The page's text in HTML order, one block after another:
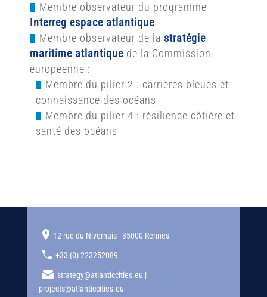
Membre observateur du programme
Interreg espace atlantique.
Membre observateur de la stratégie
maritime atlantique de la Commission
européenne :
Membre du pilier 2 : carrières bleues et
connaissance des océans
Membre du pilier 4 : résilience côtière et
santé des océans
12 rue du Nivernais - 35000 Rennes
+33 (0) 223252089
strategy@atlanticcities.eu |
projects@atlanticcities.eu